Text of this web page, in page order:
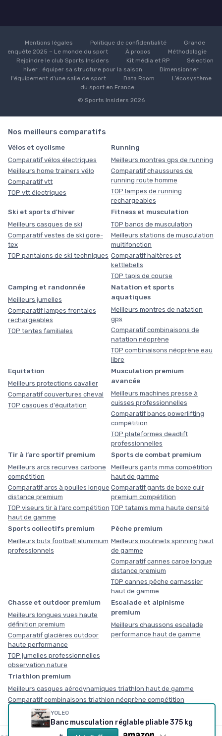
YOLEO
Banc musculation réglable pliable 375 kg
Mentions légales Politique de confidentialité
Grande
enquête 2025 – Le monde du sport
À propos
Méthodologie
Rejoindre le club Sports Insiders
Kit média et RP
Sélection
hiver : équiper sa structure pour la saison
Dimensionner
l'équipement d'une salle de sport
Data Room
L’écosystème
du sport en France
© Sports Insiders 2026
Nos meilleurs comparatifs
Vélos et cyclisme
Comparatif vélos électriques
Meilleurs home trainers vélo
Comparatif vtt
TOP vtt électriques
Running
Meilleurs montres gps de running
Comparatif chaussures de
running route homme
TOP lampes de running
rechargeables
Ski et sports d'hiver
Meilleurs casques de ski
Comparatif vestes de ski gore-
tex
TOP pantalons de ski techniques
Fitness et musculation
TOP bancs de musculation
Meilleurs stations de musculation
multifonction
Comparatif haltères et
kettlebells
TOP tapis de course
Camping et randonnée
Meilleurs jumelles
Comparatif lampes frontales
rechargeables
TOP tentes familiales
Natation et sports
aquatiques
Meilleurs montres de natation
gps
Comparatif combinaisons de
natation néoprène
TOP combinaisons néoprène eau
libre
Equitation
Meilleurs protections cavalier
Comparatif couvertures cheval
TOP casques d'équitation
Musculation premium
avancée
Meilleurs machines presse à
cuisses professionnelles
Comparatif bancs powerlifting
compétition
TOP plateformes deadlift
professionnelles
Tir à l’arc sportif premium
Meilleurs arcs recurves carbone
compétition
Comparatif arcs à poulies longue
distance premium
TOP viseurs tir à l’arc compétition
haut de gamme
Sports de combat premium
Meilleurs gants mma compétition
haut de gamme
Comparatif gants de boxe cuir
premium compétition
TOP tatamis mma haute densité
Sports collectifs premium
Meilleurs buts football aluminium
professionnels
Pêche premium
Meilleurs moulinets spinning haut
de gamme
Comparatif cannes carpe longue
distance premium
TOP cannes pêche carnassier
haut de gamme
Chasse et outdoor premium
Meilleurs longues vues haute
définition premium
Comparatif glacières outdoor
haute performance
TOP jumelles professionnelles
observation nature
Escalade et alpinisme
premium
Meilleurs chaussons escalade
performance haut de gamme
Triathlon premium
Meilleurs casques aérodynamiques triathlon haut de gamme
Comparatif combinaisons triathlon néoprène compétition